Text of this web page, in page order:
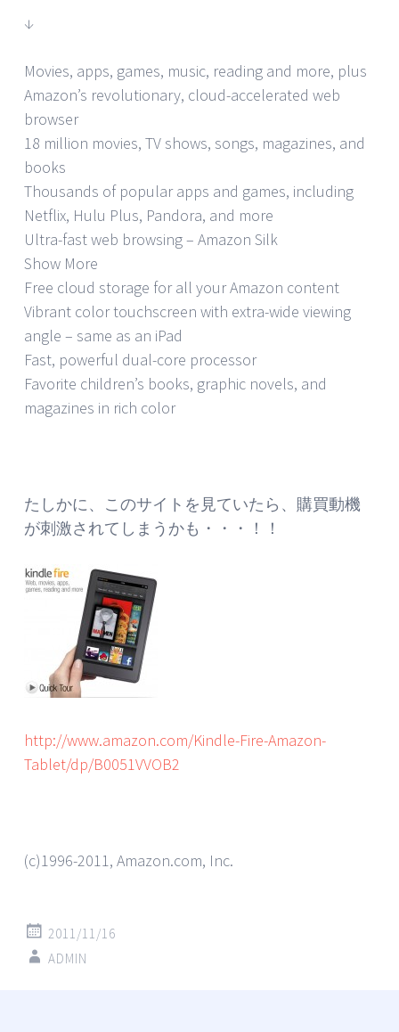
↓
Movies, apps, games, music, reading and more, plus
Amazon’s revolutionary, cloud-accelerated web
browser
18 million movies, TV shows, songs, magazines, and
books
Thousands of popular apps and games, including
Netflix, Hulu Plus, Pandora, and more
Ultra-fast web browsing – Amazon Silk
Show More
Free cloud storage for all your Amazon content
Vibrant color touchscreen with extra-wide viewing
angle – same as an iPad
Fast, powerful dual-core processor
Favorite children’s books, graphic novels, and
magazines in rich color
たしかに、このサイトを見ていたら、購買動機
が刺激されてしまうかも・・・！！
http://www.amazon.com/Kindle-Fire-Amazon-
Tablet/dp/B0051VVOB2
(c)1996-2011, Amazon.com, Inc.
2011/11/16
ADMIN